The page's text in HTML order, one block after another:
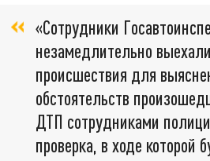
«Сотрудники
незамедлительно
происшествия для
обстоятельств
ДТП сотрудниками
проверка, в ходе которой